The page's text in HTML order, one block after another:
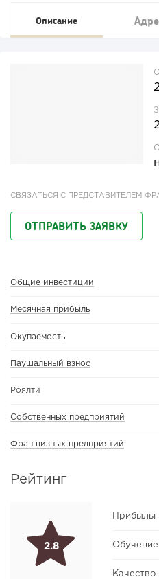
Описание
СВЯЗАТЬСЯ С ПРЕДСТАВИТЕЛЕМ
ОТПРАВИТЬ ЗАЯВКУ
Общие инвестиции
Месячная прибыль
Окупаемость
Паушальный взнос
Роялти
Собственных предприятий
Франшизных предприятий
Рейтинг
2.8 Обучение
Качество